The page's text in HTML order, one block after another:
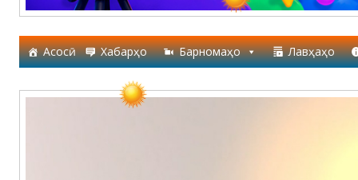
Асосӣ Хабарҳо Барномаҳо Лавҳаҳо